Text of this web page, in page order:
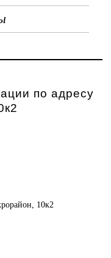
по адресу
10к2